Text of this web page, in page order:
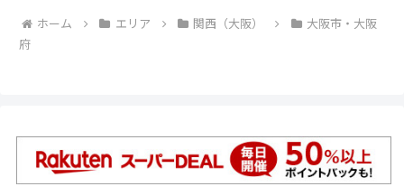
ホーム エリア 関西（大阪）
大阪市・大阪
府